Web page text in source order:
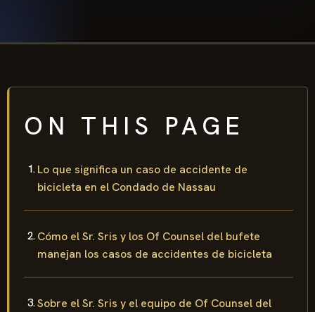
ON THIS PAGE
Lo que significa un caso de accidente de
bicicleta en el Condado de Nassau
Cómo el Sr. Sris y los Of Counsel del bufete
manejan los casos de accidentes de bicicleta
Sobre el Sr. Sris y el equipo de Of Counsel del